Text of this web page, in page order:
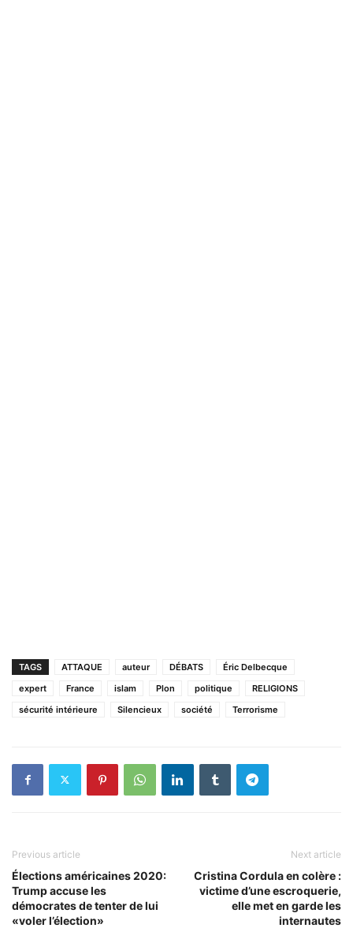
TAGS ATTAQUE auteur DÉBATS
Éric Delbecque
expert
France islam Plon politique
RELIGIONS
sécurité intérieure
Silencieux société Terrorisme
Previous article
Élections américaines 2020:
Trump accuse les
démocrates de tenter de lui
«voler l’élection»
Next article
Cristina Cordula en colère :
victime d’une escroquerie,
elle met en garde les
internautes